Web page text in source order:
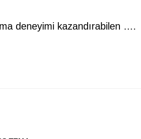
deneyimi kazandırabilen ….